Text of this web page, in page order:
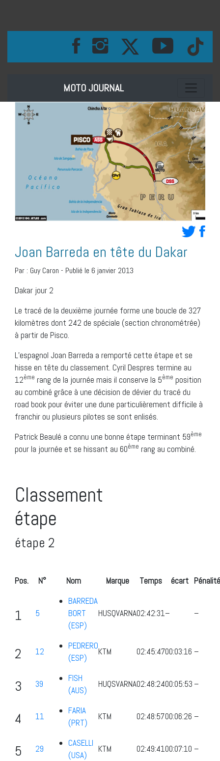
MOTO JOURNAL Toggle
Joan Barreda en tête du Dakar
Par : Guy Caron - Publié le 6 janvier 2013
Dakar jour 2
Le tracé de la deuxième journée forme une boucle de 327
kilomètres dont 242 de spéciale (section chronométrée)
à partir de Pisco.
L’espagnol Joan Barreda a remporté cette étape et se
hisse en tête du classement. Cyril Despres termine au
12ème rang de la journée mais il conserve la 5ème position
au combiné grâce à une décision de dévier du tracé du
road book pour éviter une dune particulièrement difficile à
franchir ou plusieurs pilotes se sont enlisés.
Patrick Beaulé a connu une bonne étape terminant 59ème
pour la journée et se hissant au 60ème rang au combiné.
Classement
étape
étape 2
Pos. N° Nom Marque Temps écart Pénalité
1 5
BARREDA
BORT
(ESP)
HUSQVARNA02:42:31– –
2 12
PEDRERO
(ESP)
KTM 02:45:4700:03:16 –
3 39
FISH
(AUS)
HUQSVARNA02:48:2400:05:53 –
4 11
FARIA
(PRT)
KTM 02:48:5700:06:26 –
5 29
CASELLI
(USA)
KTM 02:49:4100:07:10 –